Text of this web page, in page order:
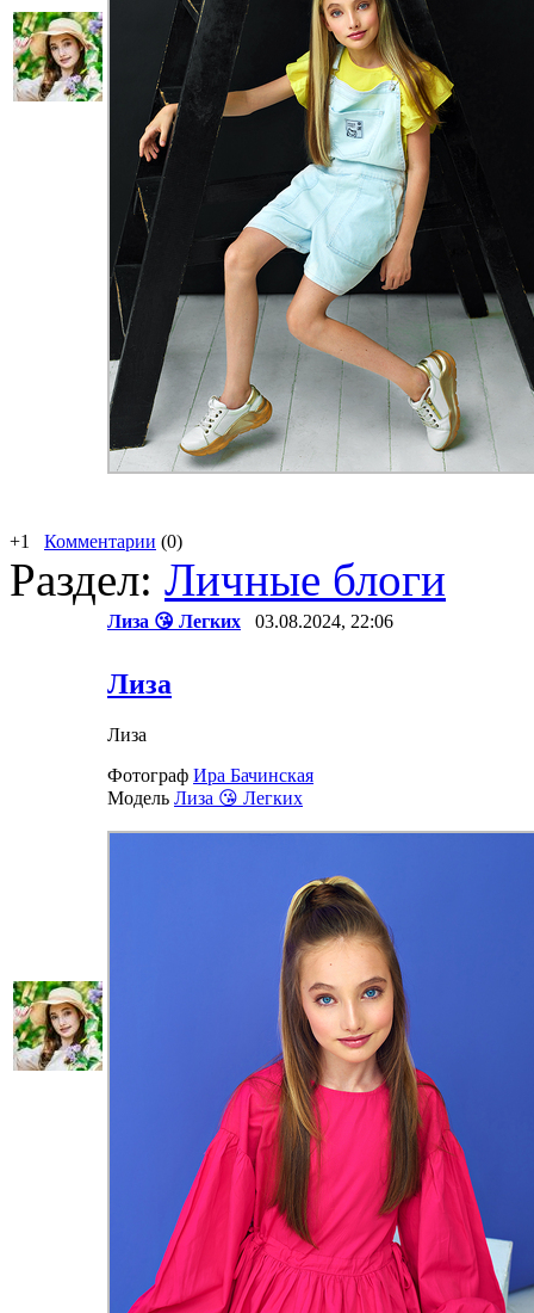
+1 Комментарии (0)
Раздел: Личные блоги
Лиза 😘 Легких 03.08.2024, 22:06
Лиза
Лиза
Фотограф Ира Бачинская
Модель Лиза 😘 Легких